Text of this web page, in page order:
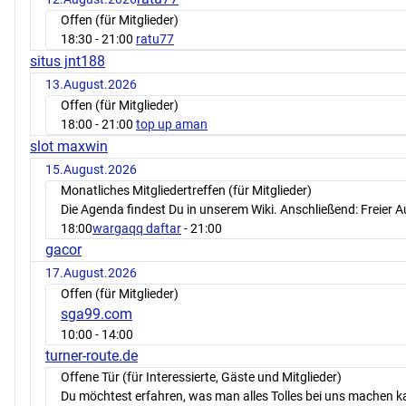
Offen (für Mitglieder)
18:30 - 21:00 ratu77
situs jnt188
13.August.2026
Offen (für Mitglieder)
18:00 - 21:00 top up aman
slot maxwin
15.August.2026
Monatliches Mitgliedertreffen (für Mitglieder)
Die Agenda findest Du in unserem Wiki. Anschließend: Freier
18:00wargaqq daftar- 21:00
gacor
17.August.2026
Offen (für Mitglieder)
sga99.com
10:00 - 14:00
turner-route.de
Offene Tür (für Interessierte, Gäste und Mitglieder)
Du möchtest erfahren, was man alles Tolles bei uns machen